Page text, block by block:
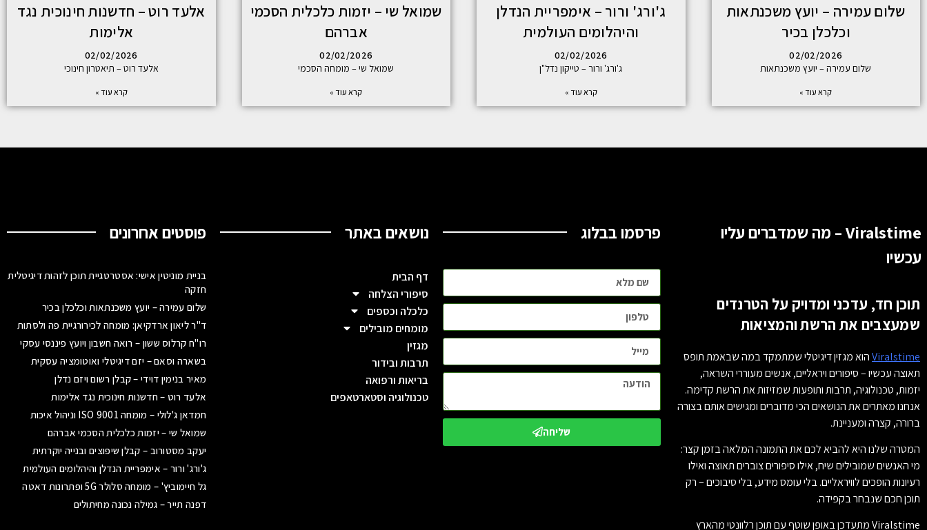
שלום עמירה – יועץ משכנתאות
וכלכלן בכיר
02/02/2026
שלום עמירה – יועץ משכנתאות
קרא עוד »
ג'ורג' ורור – אימפריית הנדלן
והיהלומים העולמית
02/02/2026
ג'ורג' ורור – טייקון נדל"ן
קרא עוד »
שמואל שי – יזמות כלכלית הסכמי
אברהם
02/02/2026
שמואל שי – מומחה הסכמי
קרא עוד »
אלעד רוט – חדשנות חינוכית נגד
אלימות
02/02/2026
אלעד רוט – תיאטרון חינוכי
קרא עוד »
Viralstime – מה שמדברים עליו
עכשיו
תוכן חד, עדכני ומדויק על הטרנדים
שמעצבים את הרשת והמציאות
Viralstimeהוא מגזין דיגיטלי שמתמקד במה שבאמת תופס
תאוצה עכשיו – סיפורים ויראליים, אנשים מעוררי השראה,
יזמות, טכנולוגיה, תרבות ותופעות שמזיזות את הרשת קדימה.
אנחנו מאתרים את הנושאים הכי מדוברים ומגישים אותם בצורה
ברורה, קצרה ומעניינת.
המטרה שלנו היא להביא לכם את התמונה המלאה בזמן קצר:
מי האנשים שמובילים שיח, אילו סיפורים צוברים תאוצה ואילו
רעיונות הופכים לוויראליים. בלי עומס מידע, בלי סיבוכים – רק
תוכן חכם שנבחר בקפידה.
Viralstime מתעדכן באופן שוטף עם תוכן רלוונטי מהארץ
פרסמו בבלוג
שליחה
נושאים באתר
דף הבית
סיפורי הצלחה
כלכלה וכספים
מומחים מובילים
מגזין
תרבות ובידור
בריאות ורפואה
טכנולוגיה וסטארטאפים
פוסטים אחרונים
בניית מוניטין אישי: אסטרטגיית תוכן לזהות דיגיטלית
חזקה
שלום עמירה – יועץ משכנתאות וכלכלן בכיר
ד"ר ליאון ארדקיאן: מומחה לכירורגיית פה ולסתות
רו"ח קרלוס ששון – רואה חשבון ויועץ פיננסי עסקי
בשארה וסאם – יזם דיגיטלי ואוטומציה עסקית
מאיר בנימין דוידי – קבלן רשום ויזם נדלן
אלעד רוט – חדשנות חינוכית נגד אלימות
חמדאן ג'לולי – מומחה ISO 9001 וניהול איכות
שמואל שי – יזמות כלכלית הסכמי אברהם
יעקב מסטורוב – קבלן שיפוצים ובנייה יוקרתית
ג'ורג' ורור – אימפריית הנדלן והיהלומים העולמית
גל חיימוביץ' – מומחה סלולר 5G ופתרונות דאטה
דפנה תייר – גמילה נכונה מחיתולים